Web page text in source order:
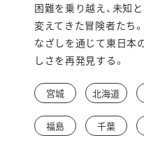
困難を乗り越え、未知
変えてきた冒険者たち
なざしを通じて東日本
しさを再発見する。
宮城 北海道
福島 千葉